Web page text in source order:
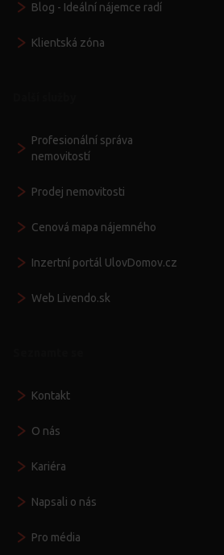
Blog - Ideální nájemce radí
Klientská zóna
Profesionální správa
nemovitostí
Prodej nemovitosti
Cenová mapa nájemného
Inzertní portál UlovDomov.cz
Web Livendo.sk
Kontakt
O nás
Kariéra
Napsali o nás
Pro média